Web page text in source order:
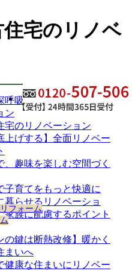
宅のリノベ
フォーム
呼吸】自然素材を取り入
ン
宅のリノベーション
上げする】全面リノベー
趣味を楽しむ空間づく
子育てをもっと快適に
暮らせるリノベーショ
家族に配慮するポイント
鍵は断熱改修】暖かく
まいへ
健康な住まいにリノベー